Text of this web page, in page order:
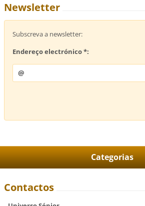
Newsletter
Subscreva a newsletter:
Endereço electrónico *:
Categorias
Contactos